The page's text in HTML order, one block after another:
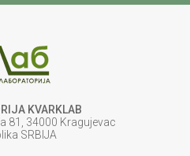
KVARKLAB
81, 34000 Kragujevac
SRBIJA